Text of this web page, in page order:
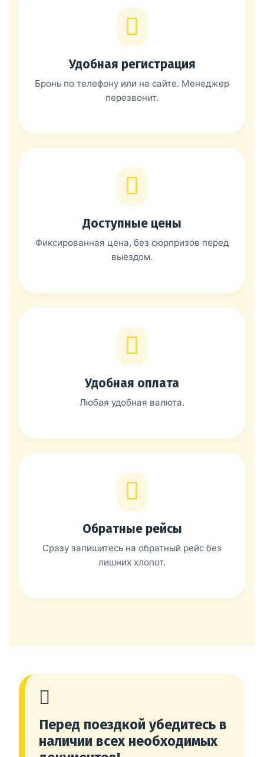
Удобная регистрация
Бронь по телефону или на сайте. Менеджер
перезвонит.
Доступные цены
Фиксированная цена, без сюрпризов перед
выездом.
Удобная оплата
Любая удобная валюта.
Обратные рейсы
Сразу запишитесь на обратный рейс без
лишних хлопот.
Перед поездкой убедитесь в
наличии всех необходимых